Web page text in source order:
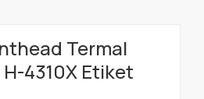
Termal
H-4310X Etiket